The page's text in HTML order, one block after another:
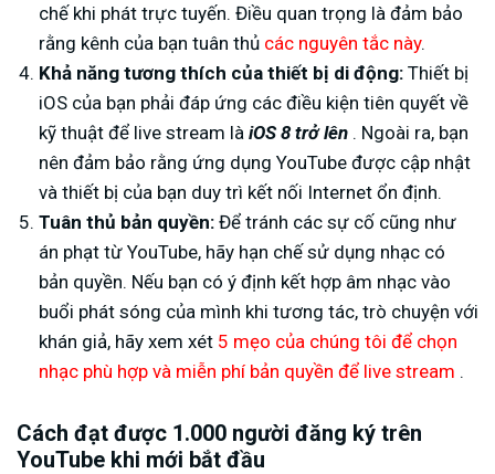
chế khi phát trực tuyến. Điều quan trọng là đảm bảo
rằng kênh của bạn tuân thủ các nguyên tắc này.
Khả năng tương thích của thiết bị di động: Thiết bị
iOS của bạn phải đáp ứng các điều kiện tiên quyết về
kỹ thuật để live stream là iOS 8 trở lên . Ngoài ra, bạn
nên đảm bảo rằng ứng dụng YouTube được cập nhật
và thiết bị của bạn duy trì kết nối Internet ổn định.
Tuân thủ bản quyền: Để tránh các sự cố cũng như
án phạt từ YouTube, hãy hạn chế sử dụng nhạc có
bản quyền. Nếu bạn có ý định kết hợp âm nhạc vào
buổi phát sóng của mình khi tương tác, trò chuyện với
khán giả, hãy xem xét 5 mẹo của chúng tôi để chọn
nhạc phù hợp và miễn phí bản quyền để live stream .
Cách đạt được 1.000 người đăng ký trên
YouTube khi mới bắt đầu